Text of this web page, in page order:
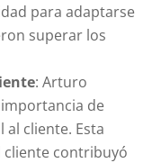
para adaptarse
superar los
: Arturo
de
cliente. Esta
cliente contribuyó